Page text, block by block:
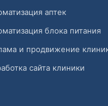
аптек
блока питания
и продвижение
сайта клиники